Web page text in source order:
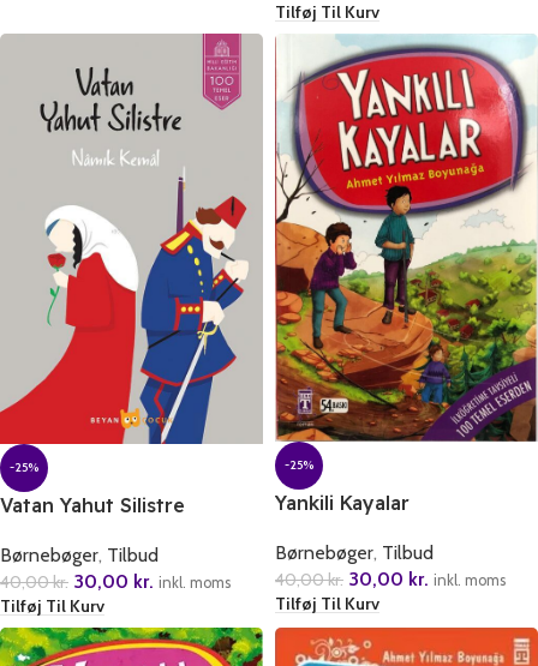
Tilføj Til Kurv
-25%
Vatan Yahut Silistre
Børnebøger, Tilbud
40,00kr. 30,00 kr. inkl. moms
Tilføj Til Kurv
-25%
Yankili Kayalar
Børnebøger, Tilbud
40,00kr. 30,00 kr. inkl. moms
Tilføj Til Kurv